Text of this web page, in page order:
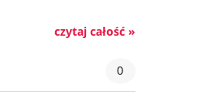
czytaj całość »
0